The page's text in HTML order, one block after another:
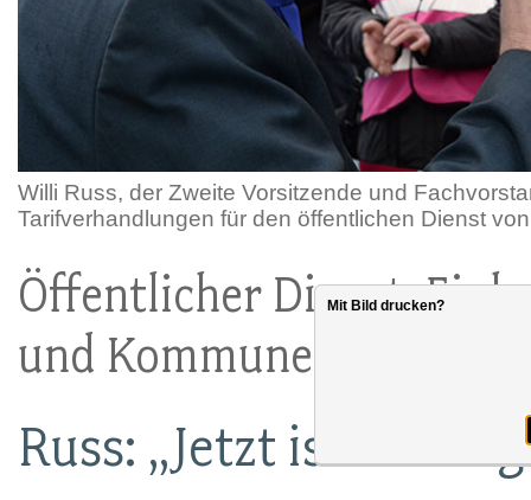
Willi Russ, der Zweite Vorsitzende und
Tarifverhandlungen für den öffentlichen Dienst
Öffentlicher Dienst:
und Kommunen
Russ: „Jetzt ist
Mit Bild drucken?